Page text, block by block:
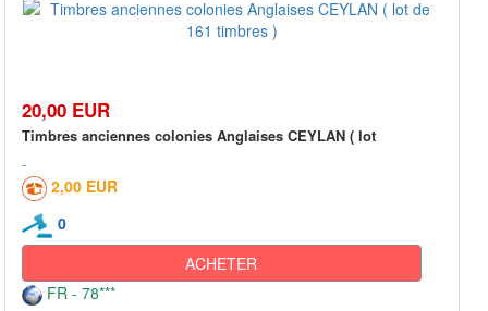
20,00 EUR
Timbres anciennes colonies Anglaises CEYLAN ( lot
2,00 EUR
0
ACHETER
FR - 78***